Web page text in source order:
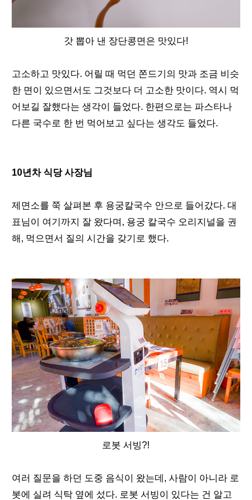
갓 뽑아 낸 장단콩면은 맛있다!
고소하고 맛있다. 어릴 때 먹던 쫀드기의 맛과 조금 비슷
한 면이 있으면서도 그것보다 더 고소한 맛이다. 역시 먹
어보길 잘했다는 생각이 들었다. 한편으로는 파스타나
다른 국수로 한 번 먹어보고 싶다는 생각도 들었다.
10년차 식당 사장님
제면소를 쭉 살펴본 후 용궁칼국수 안으로 들어갔다. 대
표님이 여기까지 잘 왔다며, 용궁 칼국수 오리지널을 권
해, 먹으면서 질의 시간을 갖기로 했다.
로봇 서빙?!
여러 질문을 하던 도중 음식이 왔는데, 사람이 아니라 로
봇에 실려 식탁 옆에 섰다. 로봇 서빙이 있다는 건 알고